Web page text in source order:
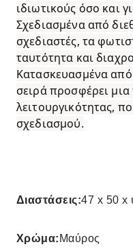
ιδιωτικούς όσο και
Σχεδιασμένα από
σχεδιαστές, τα
ταυτότητα και
Κατασκευασμένα
σειρά προσφέρει μια
λειτουργικότητας,
σχεδιασμού.
Διαστάσεις:47 x 50 x
Χρώμα: Μαύρος